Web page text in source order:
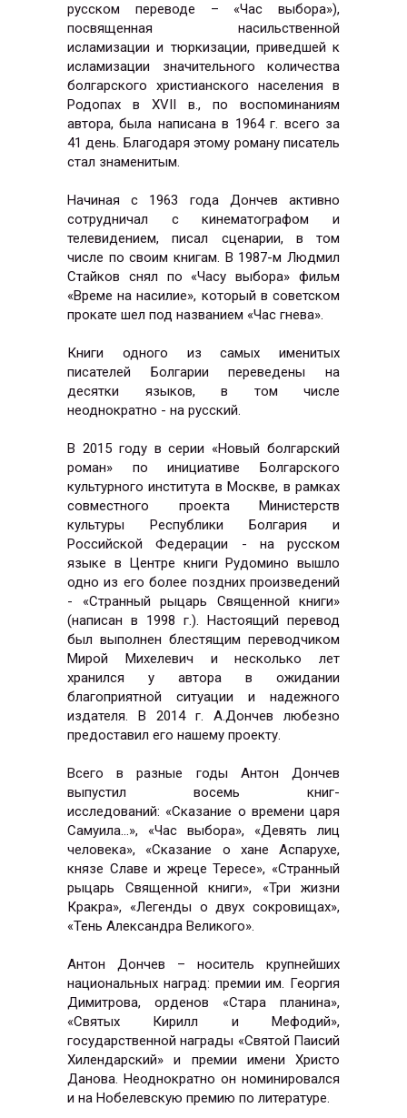
русском переводе – «Час выбора»),
посвященная насильственной
исламизации и тюркизации, приведшей к
исламизации значительного количества
болгарского христианского населения в
Родопах в XVII в., по воспоминаниям
автора, была написана в 1964 г. всего за
41 день. Благодаря этому роману писатель
стал знаменитым.
Начиная с 1963 года Дончев активно
сотрудничал с кинематографом и
телевидением, писал сценарии, в том
числе по своим книгам. В 1987-м Людмил
Стайков снял по «Часу выбора» фильм
«Време на насилие», который в советском
прокате шел под названием «Час гнева».
Книги одного из самых именитых
писателей Болгарии переведены на
десятки языков, в том числе
неоднократно - на русский.
В 2015 году в серии «Новый болгарский
роман» по инициативе Болгарского
культурного института в Москве, в рамках
совместного проекта Министерств
культуры Республики Болгария и
Российской Федерации - на русском
языке в Центре книги Рудомино вышло
одно из его более поздних произведений
- «Странный рыцарь Священной книги»
(написан в 1998 г.). Настоящий перевод
был выполнен блестящим переводчиком
Мирой Михелевич и несколько лет
хранился у автора в ожидании
благоприятной ситуации и надежного
издателя. В 2014 г. А.Дончев любезно
предоставил его нашему проекту.
Всего в разные годы Антон Дончев
выпустил восемь книг-
исследований: «Сказание о времени царя
Самуила…», «Час выбора», «Девять лиц
человека», «Сказание о хане Аспарухе,
князе Славе и жреце Тересе», «Странный
рыцарь Священной книги», «Три жизни
Кракра», «Легенды о двух сокровищах»,
«Тень Александра Великого».
Антон Дончев – носитель крупнейших
национальных наград: премии им. Георгия
Димитрова, орденов «Стара планина»,
«Святых Кирилл и Мефодий»,
государственной награды «Святой Паисий
Хилендарский» и премии имени Христо
Данова. Неоднократно он номинировался
и на Нобелевскую премию по литературе.